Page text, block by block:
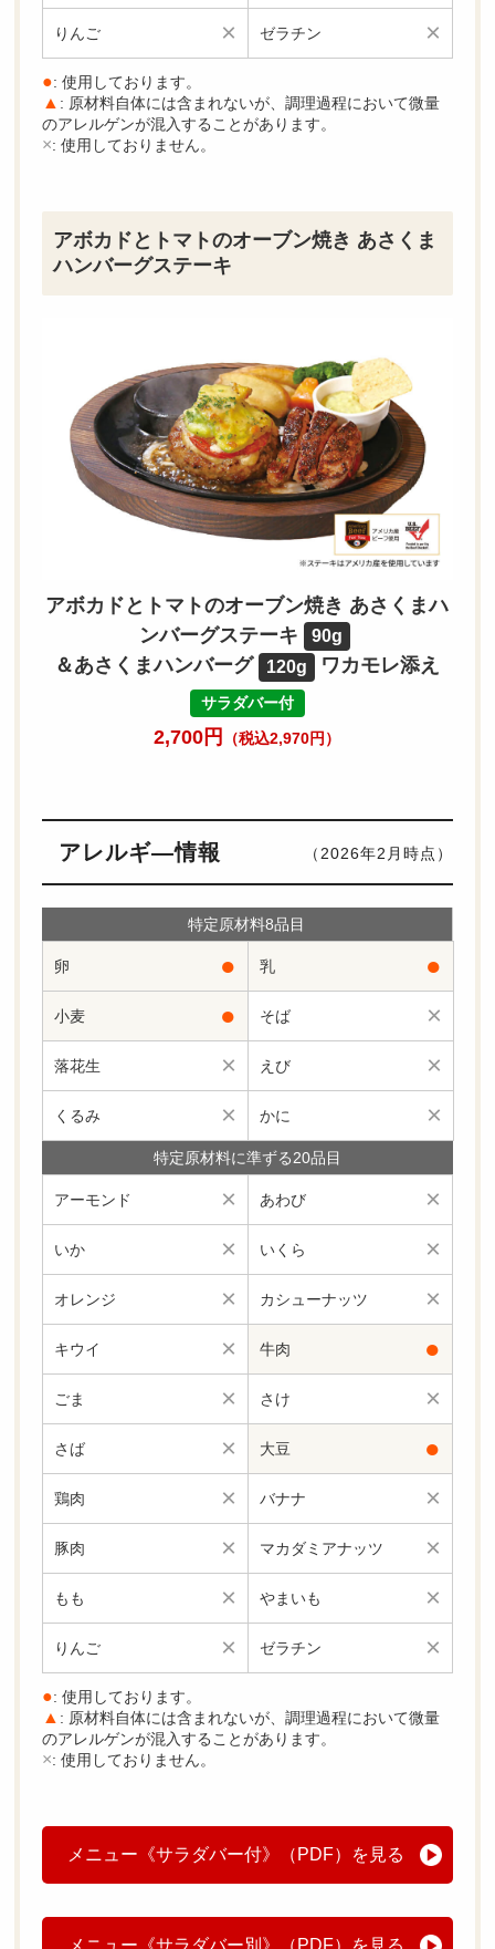
りんご × ゼラチン ×
●: 使用しております。
▲ : 原材料自体には含まれないが、調理過程において微量
のアレルゲンが混入することがあります。
×: 使用しておりません。
アボカドとトマトのオーブン焼き あさくま
ハンバーグステーキ
アボカドとトマトのオーブン焼き あさくまハ
ンバーグステーキ
90g
＆あさくまハンバーグ 120g ワカモレ添え
サラダバー付
2,700円 （税込2,970円）
アレルギ―情報 （2026年2月時点）
特定原材料8品目
卵 ● 乳 ●
小麦 ● そば ×
落花生 × えび ×
くるみ × かに ×
特定原材料に準ずる20品目
アーモンド × あわび ×
いか × いくら ×
オレンジ × カシューナッツ ×
キウイ × 牛肉 ●
ごま × さけ ×
さば × 大豆 ●
鶏肉 × バナナ ×
豚肉 × マカダミアナッツ ×
もも × やまいも ×
りんご × ゼラチン ×
●: 使用しております。
▲ : 原材料自体には含まれないが、調理過程において微量
のアレルゲンが混入することがあります。
×: 使用しておりません。
メニュー《サラダバー付》（PDF）を見る
メニュー《サラダバー別》（PDF）を見る